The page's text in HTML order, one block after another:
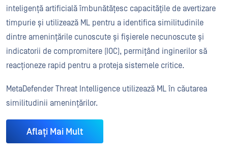
inteligență artificială îmbunătățesc capacitățile de avertizare
timpurie și utilizează ML pentru a identifica similitudinile
dintre amenințările cunoscute și fișierele necunoscute și
indicatorii de compromitere (IOC), permițând inginerilor să
reacționeze rapid pentru a proteja sistemele critice.
MetaDefender Threat Intelligence utilizează ML în căutarea
similitudinii amenințărilor.
Aflați Mai Mult